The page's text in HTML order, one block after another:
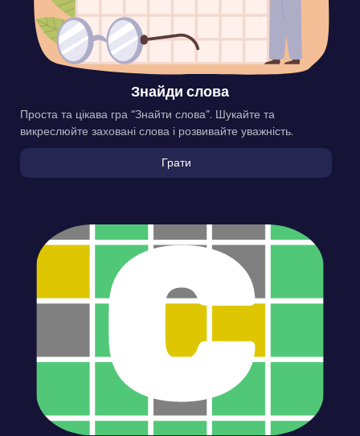
Знайди слова
Проста та цікава гра “Знайти слова”. Шукайте та
викреслюйте заховані слова і розвивайте уважність.
Грати